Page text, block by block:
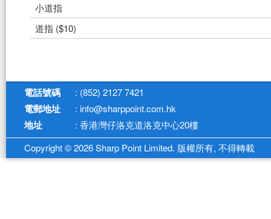
小道指
道指 ($10)
電話號碼 : (852) 2127 7421
電郵地址 : info@sharppoint.com.hk
地址
: 香港灣仔洛克道洛克中心20樓
Copyright © 2026 Sharp Point Limited. 版權所有, 不得轉載